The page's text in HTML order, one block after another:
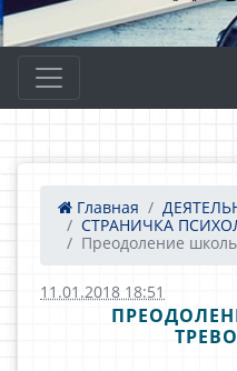
Главная
СТРАНИЧКА
Преодоление
11.01.2018 18:51